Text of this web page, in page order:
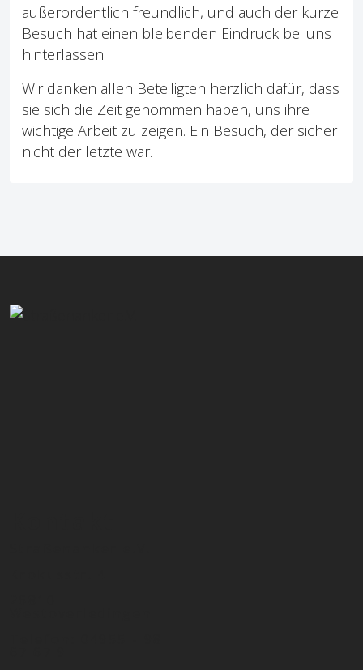
außerordentlich freundlich, und auch der kurze
Besuch hat einen bleibenden Eindruck bei uns
hinterlassen.
Wir danken allen Beteiligten herzlich dafür, dass
sie sich die Zeit genommen haben, uns ihre
wichtige Arbeit zu zeigen. Ein Besuch, der sicher
nicht der letzte war.